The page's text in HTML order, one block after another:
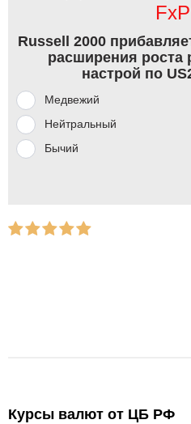
Russell 2000
расширения роста
настрой по
Медвежий
Нейтральный
Бычий
Курсы валют от ЦБ РФ